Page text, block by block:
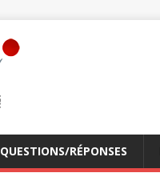
QUESTIONS/RÉPONSES